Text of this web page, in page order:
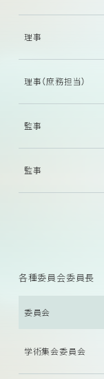
理事
理事（庶務担当）
監事
監事
各種委員会委員長
委員会
学術集会委員会